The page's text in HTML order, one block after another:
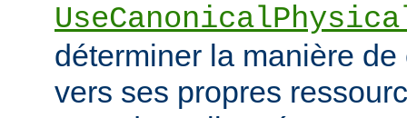
déterminer la manière
vers ses propres